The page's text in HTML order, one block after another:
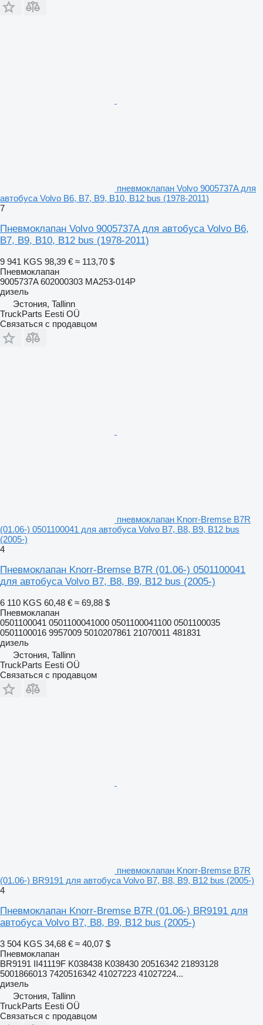
пневмоклапан Volvo 9005737A для
автобуса Volvo B6, B7, B9, B10, B12 bus (1978-2011)
7
Пневмоклапан Volvo 9005737A для автобуса Volvo B6,
B7, B9, B10, B12 bus (1978-2011)
9 941 KGS 98,39 € ≈ 113,70 $
Пневмоклапан
9005737A 602000303 MA253-014P
дизель
Эстония, Tallinn
TruckParts Eesti OÜ
Связаться с продавцом
пневмоклапан Knorr-Bremse B7R
(01.06-) 0501100041 для автобуса Volvo B7, B8, B9, B12 bus
(2005-)
4
Пневмоклапан Knorr-Bremse B7R (01.06-) 0501100041
для автобуса Volvo B7, B8, B9, B12 bus (2005-)
6 110 KGS 60,48 € ≈ 69,88 $
Пневмоклапан
0501100041 0501100041000 0501100041100 0501100035
0501100016 9957009 5010207861 21070011 481831
дизель
Эстония, Tallinn
TruckParts Eesti OÜ
Связаться с продавцом
пневмоклапан Knorr-Bremse B7R
(01.06-) BR9191 для автобуса Volvo B7, B8, B9, B12 bus (2005-)
4
Пневмоклапан Knorr-Bremse B7R (01.06-) BR9191 для
автобуса Volvo B7, B8, B9, B12 bus (2005-)
3 504 KGS 34,68 € ≈ 40,07 $
Пневмоклапан
BR9191 II41119F K038438 K038430 20516342 21893128
5001866013 7420516342 41027223 41027224...
дизель
Эстония, Tallinn
TruckParts Eesti OÜ
Связаться с продавцом